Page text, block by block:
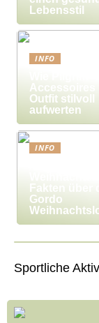
Lebensstil
INFO
Accessoires
Outfit stilvoll
aufwerten
INFO
Fakten über
Gordo
Sportliche